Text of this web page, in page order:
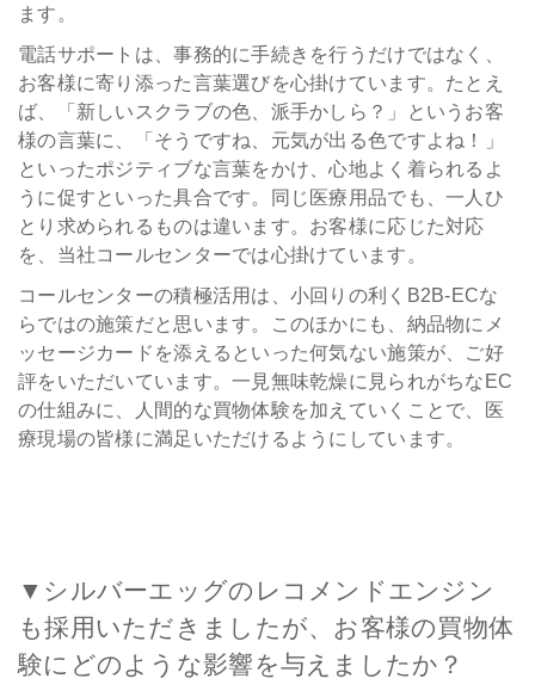
ます。
電話サポートは、事務的に手続きを行うだけではなく、
お客様に寄り添った言葉選びを心掛けています。たとえ
ば、「新しいスクラブの色、派手かしら？」というお客
様の言葉に、「そうですね、元気が出る色ですよね！」
といったポジティブな言葉をかけ、心地よく着られるよ
うに促すといった具合です。同じ医療用品でも、一人ひ
とり求められるものは違います。お客様に応じた対応
を、当社コールセンターでは心掛けています。
コールセンターの積極活用は、小回りの利くB2B-ECな
らではの施策だと思います。このほかにも、納品物にメ
ッセージカードを添えるといった何気ない施策が、ご好
評をいただいています。一見無味乾燥に見られがちなEC
の仕組みに、人間的な買物体験を加えていくことで、医
療現場の皆様に満足いただけるようにしています。
▼シルバーエッグのレコメンドエンジン
も採用いただきましたが、お客様の買物体
験にどのような影響を与えましたか？